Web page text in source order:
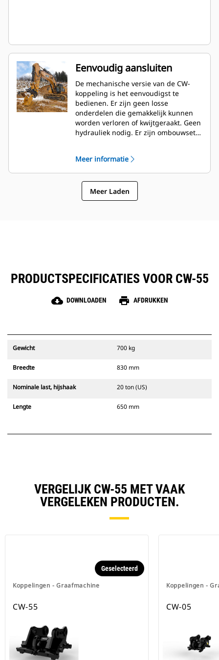
Eenvoudig aansluiten
De mechanische versie van de CW-
koppeling is het eenvoudigst te
bedienen. Er zijn geen losse
onderdelen die gemakkelijk kunnen
worden verloren of kwijtgeraakt. Geen
hydrauliek nodig. Er zijn ombouwsets
hydraulische versie.
Meer informatie
Meer Laden
PRODUCTSPECIFICATIES VOOR CW-55
cloud_download DOWNLOADEN print AFDRUKKEN
Gewicht 700 kg
Breedte 830 mm
Nominale last, hijshaak 20 ton (US)
Lengte 650 mm
VERGELIJK CW-55 MET VAAK
VERGELEKEN PRODUCTEN.
Koppelingen - Graafmachine
Geselecteerd
CW-55
Koppelingen -
CW-05